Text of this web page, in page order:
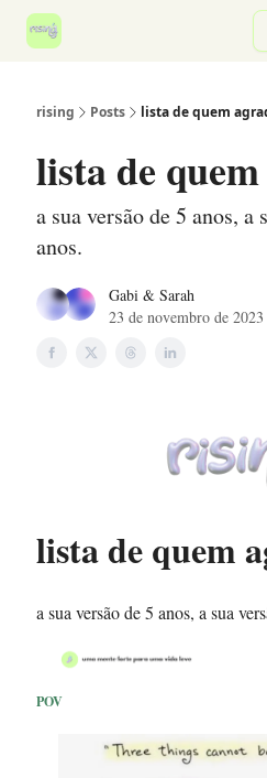
rising Posts lista de quem
lista de
a sua versão de 5 anos, a
anos.
Gabi & Sarah
23 de novembro de 2023
lista de quem
a sua versão de 5 anos, a sua
POV